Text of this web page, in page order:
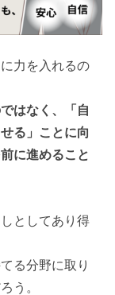
力を入れるの
はなく、「自
る」ことに向
に進めること
としてあり得
る分野に取り
う。